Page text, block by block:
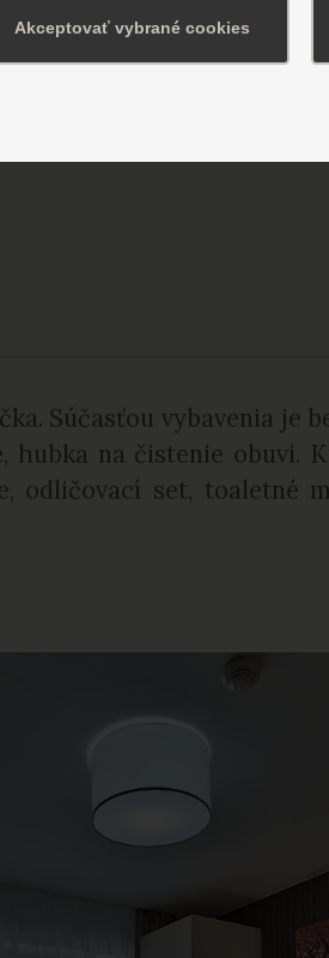
izieb (vrátane 5
m/, kde sa nachádza
Súčasťou vybavenia je
na čistenie obuvi.
odličovací set, toaletné
Akceptovať vybrané cookies